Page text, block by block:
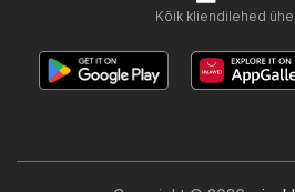
Kõik kliendilehed